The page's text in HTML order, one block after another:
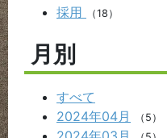
採用 （18）
月別
すべて
2024年04月
（5）